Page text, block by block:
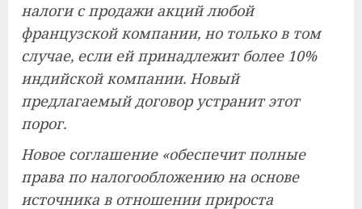
налоги с продажи акций любой
французской компании, но только в том
случае, если ей принадлежит более 10%
индийской компании. Новый
предлагаемый договор устранит этот
порог.
Новое соглашение «обеспечит полные
права по налогообложению на основе
источника в отношении прироста